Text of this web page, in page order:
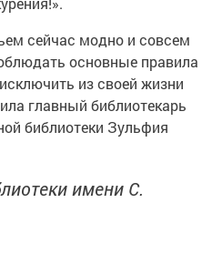
сейчас модно и совсем
основные правила
из своей жизни
главный библиотекарь
библиотеки Зульфия
имени С.